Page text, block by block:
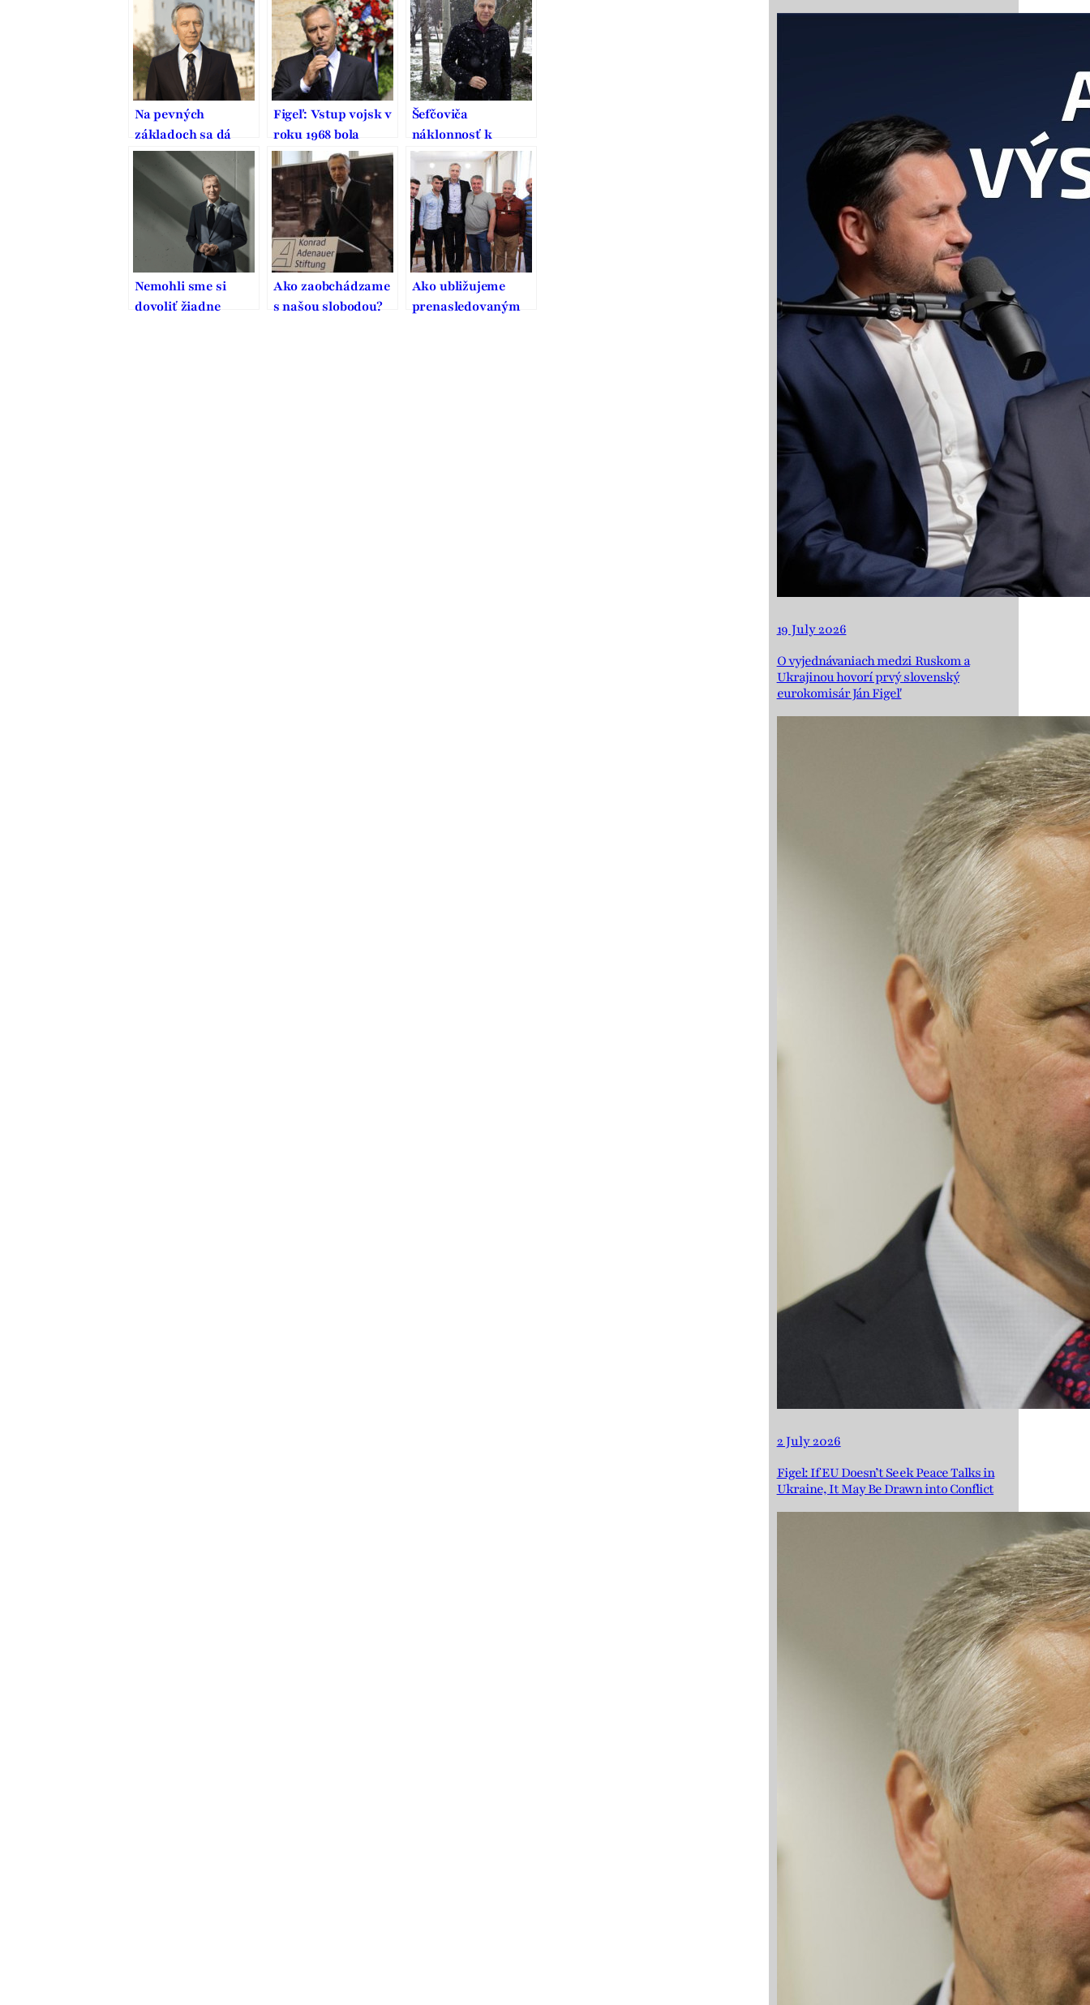
Na pevných
základoch sa dá
stavať dobrý domov
Figeľ: Vstup vojsk v
roku 1968 bola
brutálna invázia
Šefčoviča
náklonnosť k
Smeru vymedzuje,
je to pritom strana
vodcovského typu
Nemohli sme si
dovoliť žiadne
Ako zaobchádzame
s našou slobodou?
Ako ubližujeme
prenasledovaným
19 July 2026
O vyjednávaniach medzi Ruskom a
Ukrajinou hovorí prvý slovenský
eurokomisár Ján Figeľ
2 July 2026
Figel: If EU Doesn’t Seek Peace Talks in
Ukraine, It May Be Drawn into Conflict